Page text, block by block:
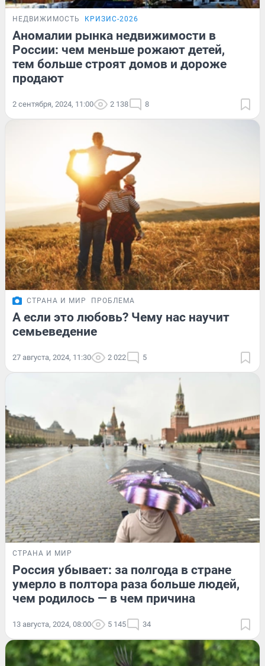
НЕДВИЖИМОСТЬ КРИЗИС-2026
Аномалии рынка недвижимости в
России: чем меньше рожают детей,
тем больше строят домов и дороже
продают
2 сентября, 2024, 11:00 2 138 8
СТРАНА И МИР ПРОБЛЕМА
А если это любовь? Чему нас научит
семьеведение
27 августа, 2024, 11:30 2 022 5
СТРАНА И МИР
Россия убывает: за полгода в стране
умерло в полтора раза больше людей,
чем родилось — в чем причина
13 августа, 2024, 08:00 5 145 34